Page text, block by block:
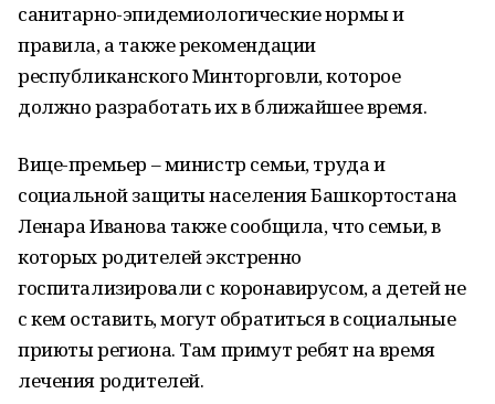
санитарно-эпидемиологические нормы и
правила, а также рекомендации
республиканского Минторговли, которое
должно разработать их в ближайшее время.
Вице-премьер – министр семьи, труда и
социальной защиты населения Башкортостана
Ленара Иванова также сообщила, что семьи, в
которых родителей экстренно
госпитализировали с коронавирусом, а детей не
с кем оставить, могут обратиться в социальные
приюты региона. Там примут ребят на время
лечения родителей.